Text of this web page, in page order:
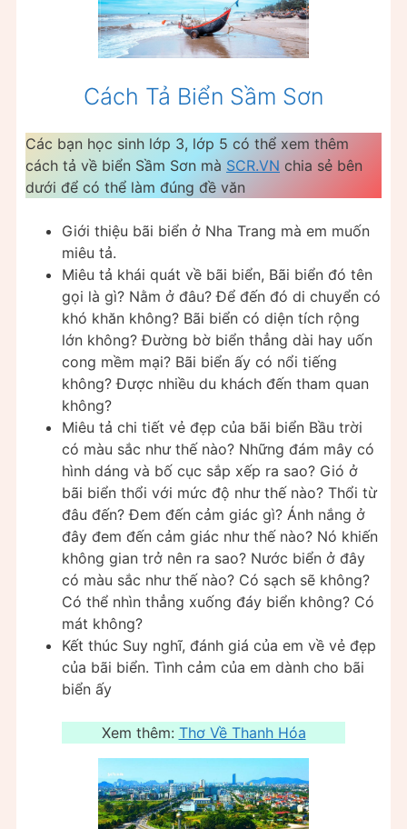
Cách Tả Biển Sầm Sơn
Các bạn học sinh lớp 3, lớp 5 có thể xem thêm
cách tả về biển Sầm Sơn mà SCR.VN chia sẻ bên
dưới để có thể làm đúng đề văn
Giới thiệu bãi biển ở Nha Trang mà em muốn
miêu tả.
Miêu tả khái quát về bãi biển, Bãi biển đó tên
gọi là gì? Nằm ở đâu? Để đến đó di chuyển có
khó khăn không? Bãi biển có diện tích rộng
lớn không? Đường bờ biển thẳng dài hay uốn
cong mềm mại? Bãi biển ấy có nổi tiếng
không? Được nhiều du khách đến tham quan
không?
Miêu tả chi tiết vẻ đẹp của bãi biển Bầu trời
có màu sắc như thế nào? Những đám mây có
hình dáng và bố cục sắp xếp ra sao? Gió ở
bãi biển thổi với mức độ như thế nào? Thổi từ
đâu đến? Đem đến cảm giác gì? Ánh nắng ở
đây đem đến cảm giác như thế nào? Nó khiến
không gian trở nên ra sao? Nước biển ở đây
có màu sắc như thế nào? Có sạch sẽ không?
Có thể nhìn thẳng xuống đáy biển không? Có
mát không?
Kết thúc Suy nghĩ, đánh giá của em về vẻ đẹp
của bãi biển. Tình cảm của em dành cho bãi
biển ấy
Xem thêm: Thơ Về Thanh Hóa